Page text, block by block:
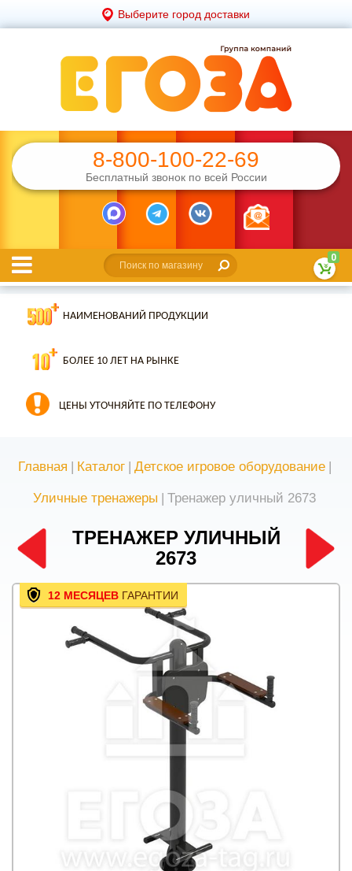
Выберите город доставки
8-800-100-22-69
Бесплатный звонок по всей России
0
НАИМЕНОВАНИЙ ПРОДУКЦИИ
БОЛЕЕ 10 ЛЕТ НА РЫНКЕ
ЦЕНЫ УТОЧНЯЙТЕ ПО ТЕЛЕФОНУ
Главная | Каталог | Детское игровое оборудование |
Уличные тренажеры | Тренажер уличный 2673
ТРЕНАЖЕР УЛИЧНЫЙ
2673
12 МЕСЯЦЕВ ГАРАНТИИ